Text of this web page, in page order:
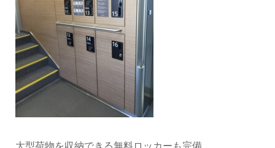
大型荷物を収納できる無料ロッカーも完備。